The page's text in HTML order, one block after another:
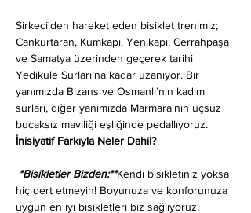
Sirkeci'den hareket eden bisiklet trenimiz;
Cankurtaran, Kumkapı, Yenikapı, Cerrahpaşa
ve Samatya üzerinden geçerek tarihi
Yedikule Surları’na kadar uzanıyor. Bir
yanımızda Bizans ve Osmanlı’nın kadim
surları, diğer yanımızda Marmara'nın uçsuz
bucaksız maviliği eşliğinde pedallıyoruz.
İnisiyatif Farkıyla Neler Dahil?
*Bisikletler Bizden:**Kendi bisikletiniz yoksa
hiç dert etmeyin! Boyunuza ve konforunuza
uygun en iyi bisikletleri biz sağlıyoruz.